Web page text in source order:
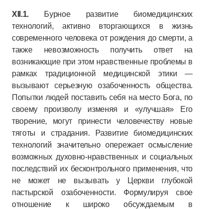
XII.1. Бурное развитие биомедицинских
технологий, активно вторгающихся в жизнь
современного человека от рождения до смерти, а
также невозможность получить ответ на
возникающие при этом нравственные проблемы в
рамках традиционной медицинской этики —
вызывают серьезную озабоченность общества.
Попытки людей поставить себя на место Бога, по
своему произволу изменяя и «улучшая» Его
творение, могут принести человечеству новые
тяготы и страдания. Развитие биомедицинских
технологий значительно опережает осмысление
возможных духовно-нравственных и социальных
последствий их бесконтрольного применения, что
не может не вызывать у Церкви глубокой
пастырской озабоченности. Формулируя свое
отношение к широко обсуждаемым в